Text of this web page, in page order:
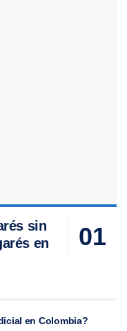
sin
en
en Colombia?